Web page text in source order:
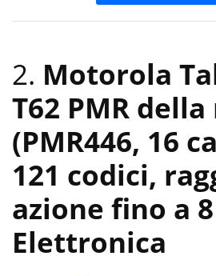
2. Motorola
T62 PMR
(PMR446, 16
121 codici,
azione fino a
Elettronica